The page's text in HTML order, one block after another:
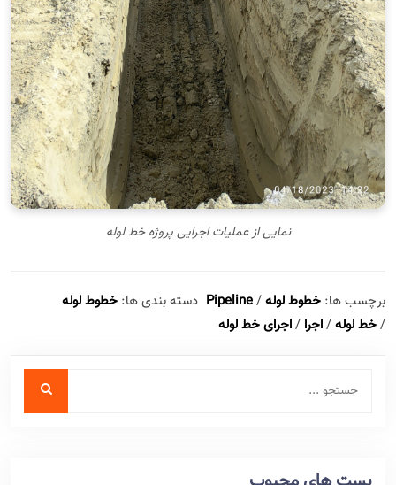
نمایی از عملیات اجرایی پروژه خط لوله
برچسب ها: خطوط لوله/
Pipeline
/خط لوله/اجرا /اجرای خط لوله
دسته بندی ها: خطوط لوله